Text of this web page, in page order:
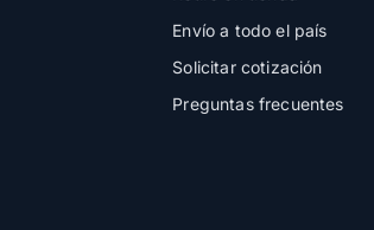
Envío a todo el país
Solicitar cotización
Preguntas frecuentes